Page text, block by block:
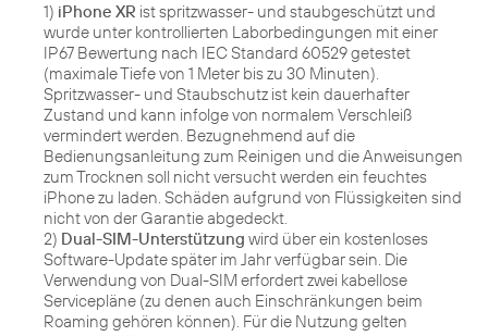
1) iPhone XR ist spritzwasser- und staubgeschützt und
wurde unter kontrollierten Laborbedingungen mit einer
IP67 Bewertung nach IEC Standard 60529 getestet
(maximale Tiefe von 1 Meter bis zu 30 Minuten).
Spritzwasser- und Staubschutz ist kein dauerhafter
Zustand und kann infolge von normalem Verschleiß
vermindert werden. Bezugnehmend auf die
Bedienungsanleitung zum Reinigen und die Anweisungen
zum Trocknen soll nicht versucht werden ein feuchtes
iPhone zu laden. Schäden aufgrund von Flüssigkeiten sind
nicht von der Garantie abgedeckt.
2) Dual-SIM-Unterstützung wird über ein kostenloses
Software-Update später im Jahr verfügbar sein. Die
Verwendung von Dual-SIM erfordert zwei kabellose
Servicepläne (zu denen auch Einschränkungen beim
Roaming gehören können). Für die Nutzung gelten